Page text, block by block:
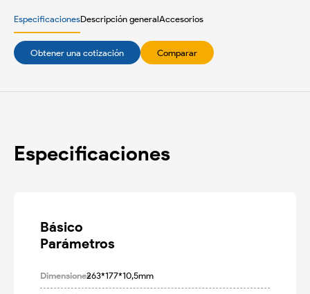
EspecificacionesDescripción generalAccesorios
Obtener una cotización Comparar
Especificaciones
Básico
Parámetros
Dimensiones263*177*10,5mm